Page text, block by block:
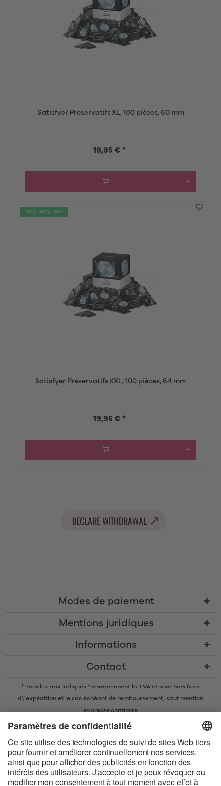
Satisfyer Préservatifs XL, 100 pièces, 60 mm
19,95 € *
-20% -30% -40%
Satisfyer Préservatifs XXL, 100 pièces, 64 mm
19,95 € *
DECLARE WITHDRAWAL
Modes de paiement
Mentions juridiques
Informations
Contact
* Tous les prix indiqués * comprennent la TVA et sont hors frais
d\'expédition et le cas échéant de remboursement, sauf mention
expresse contraire
* La marque nominative et les logos Bluetooth® sont des marques
utilisation de ces marques par Satisfyer GmbH est soumise à une licence.
Apple, le logo Apple et Apple Watch sont des marques commerciales
d’Apple Inc. Google Play et le logo Google Play sont des marques
commerciales de Google LLC.